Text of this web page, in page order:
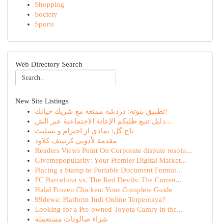
Shopping
Society
Sports
Web Directory Search
New Site Listings
تطبيق بنوتة: دردشة ممتعة مع شريك حياتك!
دليل تتبع طلبكم الإعانة الاجتماعية عبر الش...
تاج گل: نمادی از احترام و تسلیت
مقدمة لأدوبي كرييتف كلاود
Readers Views Point On Corporate dispute resolu...
Givemepopularity: Your Premier Digital Market...
Placing a Stamp to Portable Document Format...
FC Barcelona vs. The Red Devils: The Curren...
Halal Frozen Chicken: Your Complete Guide
99dewa: Platform Judi Online Terpercaya?
Looking for a Pre-owned Toyota Camry in the...
شراء صالونات مستعملة